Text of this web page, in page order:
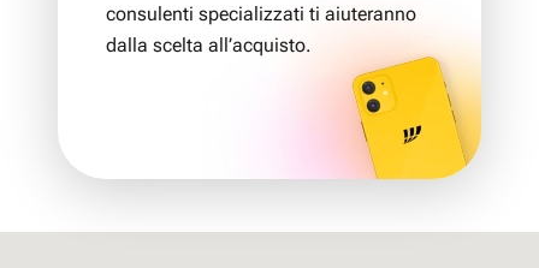
consulenti specializzati ti aiuteranno
dalla scelta all’acquisto.